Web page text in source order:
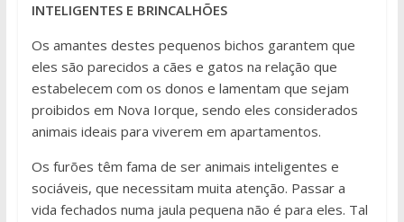
INTELIGENTES E BRINCALHÕES
Os amantes destes pequenos bichos garantem que
eles são parecidos a cães e gatos na relação que
estabelecem com os donos e lamentam que sejam
proibidos em Nova Iorque, sendo eles considerados
animais ideais para viverem em apartamentos.
Os furões têm fama de ser animais inteligentes e
sociáveis, que necessitam muita atenção. Passar a
vida fechados numa jaula pequena não é para eles. Tal